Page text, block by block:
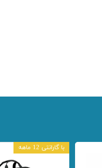
با گارانتی 12 ماهه